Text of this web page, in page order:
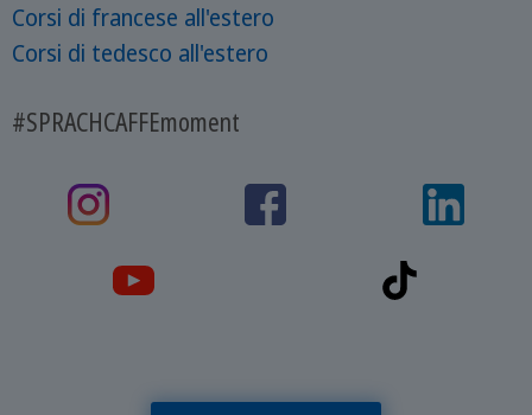
Corsi di francese all'estero
Corsi di tedesco all'estero
#SPRACHCAFFEmoment